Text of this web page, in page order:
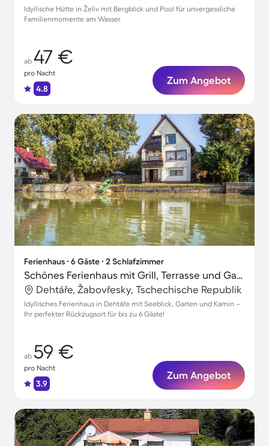
Idyllische Hütte in Želiv mit Bergblick und Pool für unvergessliche
Familienmomente am Wasser
ab 47 €
pro Nacht
4.8
Zum Angebot
Ferienhaus ∙ 6 Gäste ∙ 2 Schlafzimmer
Schönes Ferienhaus mit Grill, Terrasse und Garten | Stadtblick | Perfekt für die Arbeit von Zuhause | Haustiere erlaubt
Dehtáře, Žabovřesky, Tschechische Republik
Idyllisches Ferienhaus in Dehtáře mit Seeblick, Garten und Kamin –
Ihr perfekter Rückzugsort für bis zu 6 Gäste!
ab 59 €
pro Nacht
3.9
Zum Angebot